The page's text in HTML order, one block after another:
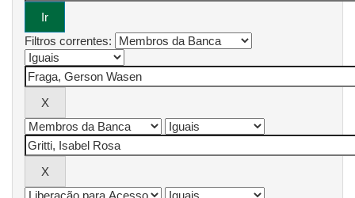
Filtros correntes: